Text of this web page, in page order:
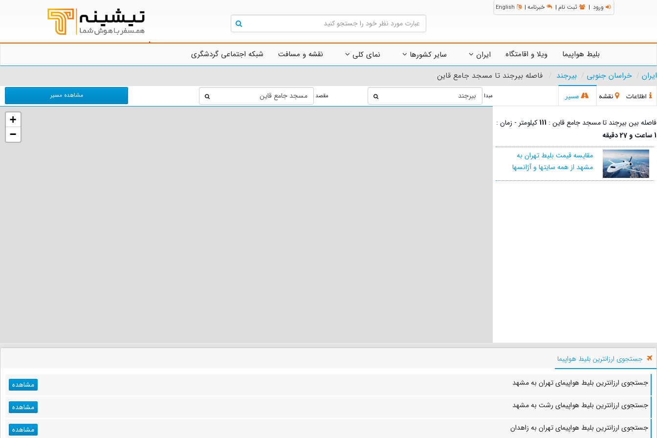
ورود | ثبت نام | خبرنامه |
English
بلیط هواپیما ویلا و اقامتگاه ایران سایر کشورها نمای کلی نقشه و مسافت
شبکه اجتماعی گردشگری
ایران
خراسان جنوبی بیرجند فاصله بیرجند تا مسجد جامع قاین
اطلاعات نقشه مسیر مبدا مقصد مشاهده مسیر
+
−
فاصله بین بیرجند تا مسجد جامع قاین : 111کیلومتر - زمان :
1 ساعت و 27 دقیقه
مقایسه قیمت بلیط تهران به
مشهد از همه سایتها و آژانسها
جستجوی ارزانترین بلیط هواپیما
جستجوی ارزانترین بلیط هواپیمای تهران به مشهد
مشاهده
جستجوی ارزانترین بلیط هواپیمای رشت به مشهد
مشاهده
جستجوی ارزانترین بلیط هواپیمای تهران به زاهدان
مشاهده